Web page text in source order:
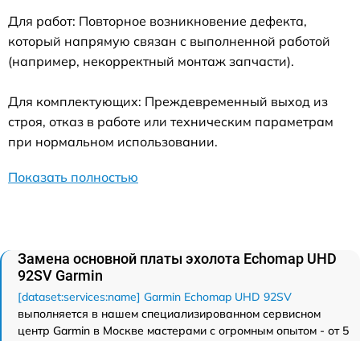
Для работ: Повторное возникновение дефекта,
который напрямую связан с выполненной работой
(например, некорректный монтаж запчасти).
Для комплектующих: Преждевременный выход из
строя, отказ в работе или техническим параметрам
при нормальном использовании.
Показать полностью
Замена основной платы эхолота Echomap UHD
92SV Garmin
[dataset:services:name] Garmin Echomap UHD 92SV
выполняется в нашем специализированном сервисном
центр Garmin в Москве мастерами с огромным опытом - от 5